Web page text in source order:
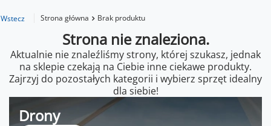
Wstecz Strona główna Brak produktu
Strona nie znaleziona.
Aktualnie nie znaleźliśmy strony, której szukasz, jednak
na sklepie czekają na Ciebie inne ciekawe produkty.
Zajrzyj do pozostałych kategorii i wybierz sprzęt idealny
dla siebie!
Drony